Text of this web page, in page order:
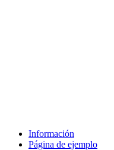
Información
Página de ejemplo